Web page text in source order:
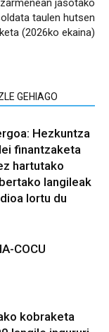
taulen hutsen
(2026ko ekaina)
GEHIAGO
Hezkuntza
finantzaketa
hartutako
langileak
lortu du
COCU
kobraketa